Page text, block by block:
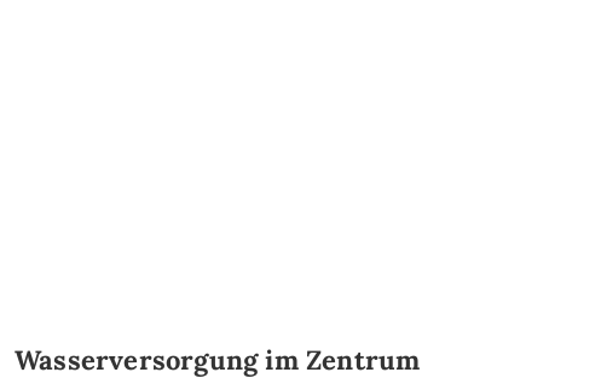
Wasserversorgung im Zentrum